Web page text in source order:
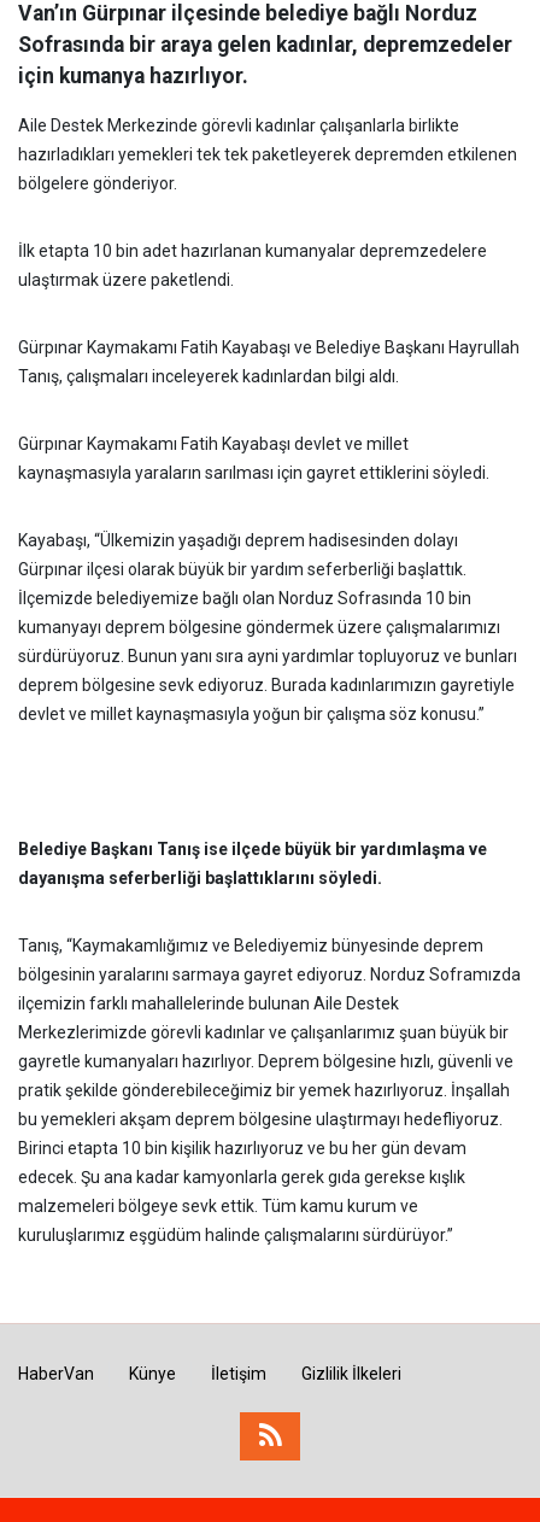
Van’ın Gürpınar ilçesinde belediye bağlı Norduz
Sofrasında bir araya gelen kadınlar, depremzedeler
için kumanya hazırlıyor.
Aile Destek Merkezinde görevli kadınlar çalışanlarla birlikte
hazırladıkları yemekleri tek tek paketleyerek depremden etkilenen
bölgelere gönderiyor.
İlk etapta 10 bin adet hazırlanan kumanyalar depremzedelere
ulaştırmak üzere paketlendi.
Gürpınar Kaymakamı Fatih Kayabaşı ve Belediye Başkanı Hayrullah
Tanış, çalışmaları inceleyerek kadınlardan bilgi aldı.
Gürpınar Kaymakamı Fatih Kayabaşı devlet ve millet
kaynaşmasıyla yaraların sarılması için gayret ettiklerini söyledi.
Kayabaşı, “Ülkemizin yaşadığı deprem hadisesinden dolayı
Gürpınar ilçesi olarak büyük bir yardım seferberliği başlattık.
İlçemizde belediyemize bağlı olan Norduz Sofrasında 10 bin
kumanyayı deprem bölgesine göndermek üzere çalışmalarımızı
sürdürüyoruz. Bunun yanı sıra ayni yardımlar topluyoruz ve bunları
deprem bölgesine sevk ediyoruz. Burada kadınlarımızın gayretiyle
devlet ve millet kaynaşmasıyla yoğun bir çalışma söz konusu.”
Belediye Başkanı Tanış ise ilçede büyük bir yardımlaşma ve
dayanışma seferberliği başlattıklarını söyledi.
Tanış, “Kaymakamlığımız ve Belediyemiz bünyesinde deprem
bölgesinin yaralarını sarmaya gayret ediyoruz. Norduz Soframızda
ilçemizin farklı mahallelerinde bulunan Aile Destek
Merkezlerimizde görevli kadınlar ve çalışanlarımız şuan büyük bir
gayretle kumanyaları hazırlıyor. Deprem bölgesine hızlı, güvenli ve
pratik şekilde gönderebileceğimiz bir yemek hazırlıyoruz. İnşallah
bu yemekleri akşam deprem bölgesine ulaştırmayı hedefliyoruz.
Birinci etapta 10 bin kişilik hazırlıyoruz ve bu her gün devam
edecek. Şu ana kadar kamyonlarla gerek gıda gerekse kışlık
malzemeleri bölgeye sevk ettik. Tüm kamu kurum ve
kuruluşlarımız eşgüdüm halinde çalışmalarını sürdürüyor.”
HaberVan Künye İletişim Gizlilik İlkeleri